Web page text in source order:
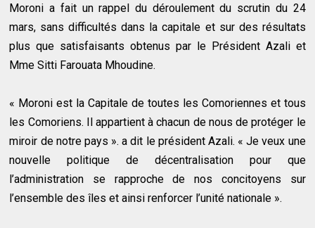
Moroni a fait un rappel du déroulement du scrutin du 24
mars, sans difficultés dans la capitale et sur des résultats
plus que satisfaisants obtenus par le Président Azali et
Mme Sitti Farouata Mhoudine.
« Moroni est la Capitale de toutes les Comoriennes et tous
les Comoriens. Il appartient à chacun de nous de protéger le
miroir de notre pays ». a dit le président Azali. « Je veux une
nouvelle politique de décentralisation pour que
l’administration se rapproche de nos concitoyens sur
l’ensemble des îles et ainsi renforcer l’unité nationale ».